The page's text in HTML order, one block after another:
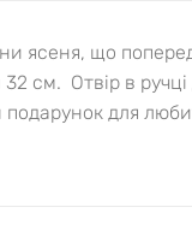
ясеня, що
см. Отвір в
для